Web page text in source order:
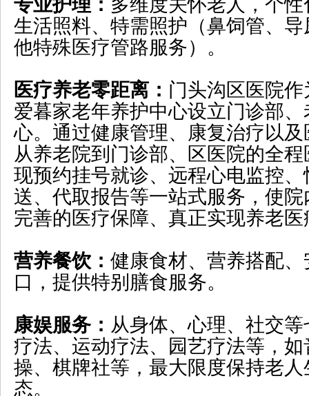
专业护理： 多维度关怀老人，个
生活照料、特需照护（鼻饲管、
他特殊医疗管路服务）。
医疗养老零距离： 门头沟区医院
爱暮家老年养护中心设立门诊部
心。通过健康管理、康复治疗以
从养老院到门诊部、区医院的全
现预约挂号就诊、远程心电监控
送、代取报告等一站式服务，使
完善的医疗保障、真正实现养老
营养餐饮： 健康食材、营养搭配
口，提供特别膳食服务。
康娱服务： 从身体、心理、社交
疗法、运动疗法、园艺疗法等，
操、棋牌社等，最大限度保持老
态。